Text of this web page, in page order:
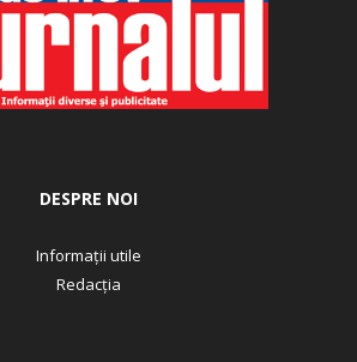
DESPRE NOI
Informații utile
Redacția